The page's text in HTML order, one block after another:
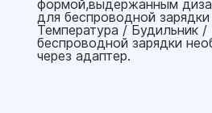
формой,выдержанным
для беспроводной
Температура / Будильник
беспроводной зарядки
через адаптер.